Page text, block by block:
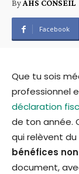
ByAHS CONSEIL
Facebook
Que tu sois
professionnel
déclaration
de ton année.
qui relèvent
bénéfices
document,